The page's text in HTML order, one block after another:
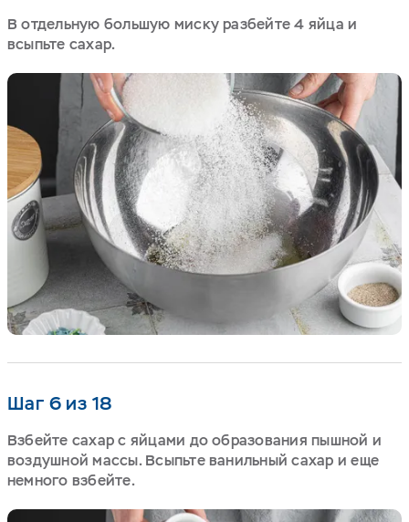
В отдельную большую миску разбейте 4 яйца и
всыпьте сахар.
Шаг 6 из 18
Взбейте сахар с яйцами до образования пышной и
воздушной массы. Всыпьте ванильный сахар и еще
немного взбейте.